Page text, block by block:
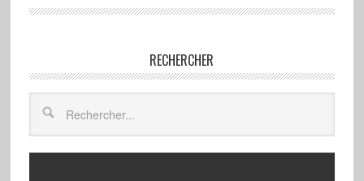
RECHERCHER